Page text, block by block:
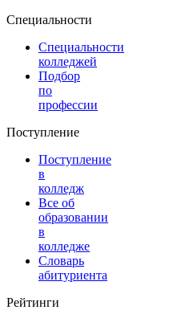
Специальности
Специальности
колледжей
Подбор
по
профессии
Поступление
Поступление
в
колледж
Все об
образовании
в
колледже
Словарь
абитуриента
Рейтинги